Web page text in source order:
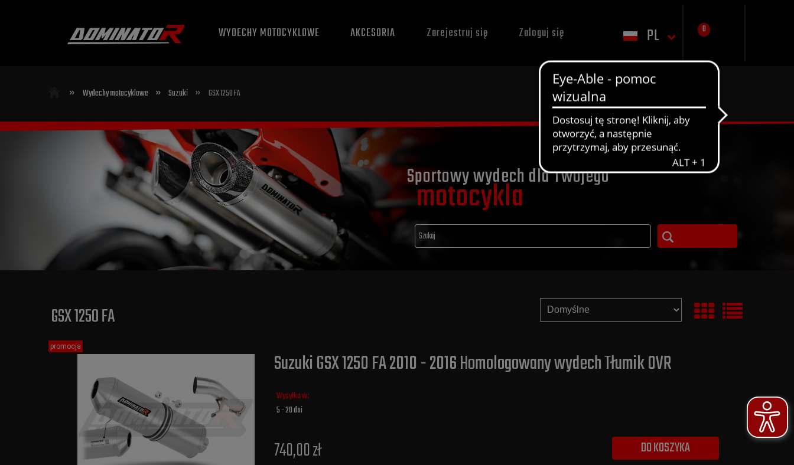
WYDECHY MOTOCYKLOWE AKCESORIA Zarejestruj się Zaloguj się PL 0
» Wydechy motocyklowe » Suzuki » GSX 1250 FA
Sportowy wydech dla Twojego
motocykla
GSX 1250 FA
Suzuki GSX 1250 FA 2010 - 2016 Homologowany wydech Tłumik OVR
Wysyłka w:
5 - 20 dni
740,00 zł DO KOSZYKA
promocja